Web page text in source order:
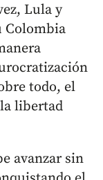
Lula y
Colombia
todo, el
libertad
avanzar sin